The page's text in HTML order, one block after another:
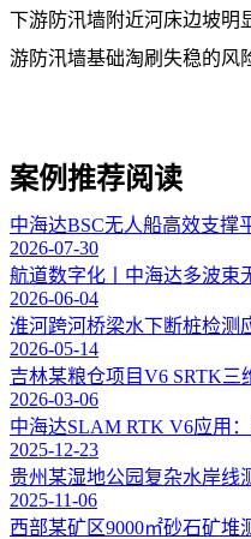
下游防汛墙附近河床边坡明
游防汛墙基础淘刷失稳的风
案例推荐阅读
中海达BSC无人船高效支撑
2026-07-30
航道数字化丨中海达多波束
2026-06-04
淮河跨河桥梁水下断桩检测
2026-05-14
吉林某粮仓项目V6 SRTK三
2026-03-06
中海达SLAM RTK V6应用
2025-12-23
贵州某湿地公园复杂水岸线
2025-11-06
西部某矿区9000㎡砂石矿